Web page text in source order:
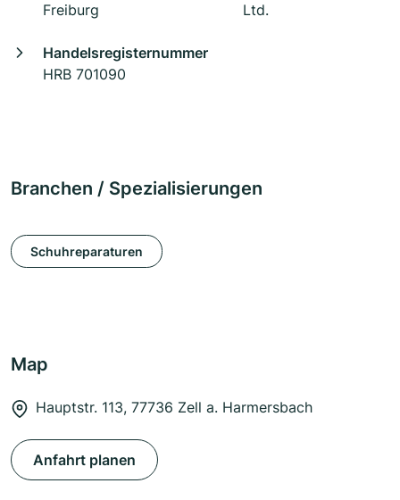
Freiburg
Ltd.
Handelsregisternummer
HRB 701090
Branchen / Spezialisierungen
Schuhreparaturen
Map
Hauptstr. 113, 77736 Zell a. Harmersbach
Anfahrt planen